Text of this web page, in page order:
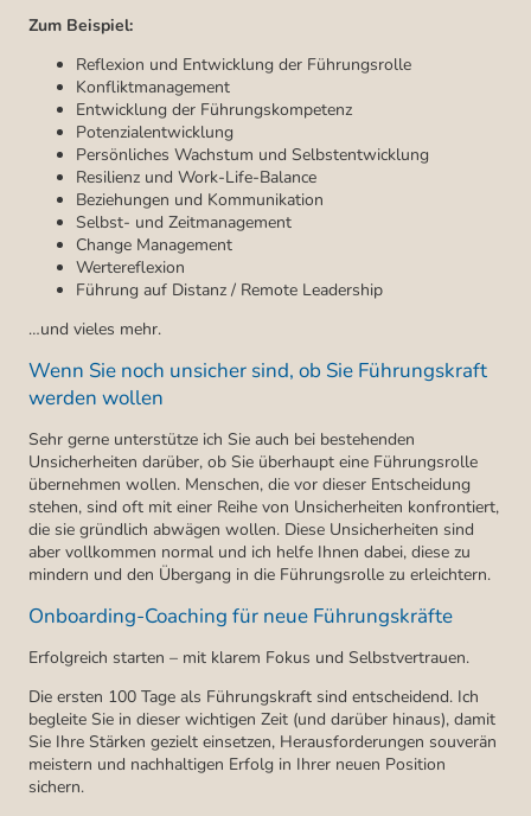
Zum Beispiel:
Reflexion und Entwicklung der Führungsrolle
Konfliktmanagement
Entwicklung der Führungskompetenz
Potenzialentwicklung
Persönliches Wachstum und Selbstentwicklung
Resilienz und Work-Life-Balance
Beziehungen und Kommunikation
Selbst- und Zeitmanagement
Change Management
Wertereflexion
Führung auf Distanz / Remote Leadership
…und vieles mehr.
Wenn Sie noch unsicher sind, ob Sie Führungskraft
werden wollen
Sehr gerne unterstütze ich Sie auch bei bestehenden
Unsicherheiten darüber, ob Sie überhaupt eine Führungsrolle
übernehmen wollen. Menschen, die vor dieser Entscheidung
stehen, sind oft mit einer Reihe von Unsicherheiten konfrontiert,
die sie gründlich abwägen wollen. Diese Unsicherheiten sind
aber vollkommen normal und ich helfe Ihnen dabei, diese zu
mindern und den Übergang in die Führungsrolle zu erleichtern.
Onboarding-Coaching für neue Führungskräfte
Erfolgreich starten – mit klarem Fokus und Selbstvertrauen.
Die ersten 100 Tage als Führungskraft sind entscheidend. Ich
begleite Sie in dieser wichtigen Zeit (und darüber hinaus), damit
Sie Ihre Stärken gezielt einsetzen, Herausforderungen souverän
meistern und nachhaltigen Erfolg in Ihrer neuen Position
sichern.